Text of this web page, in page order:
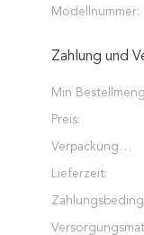
Modellnummer:
Zahlung und
Min
Preis:
Verpackung
Informationen:
Lieferzeit: